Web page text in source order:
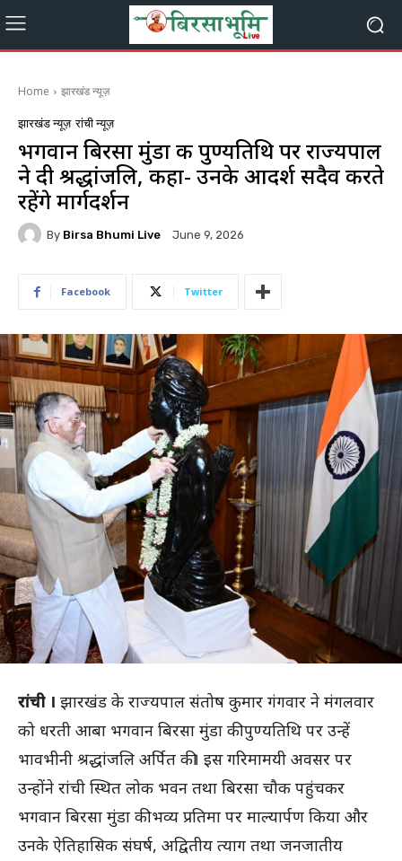
Home झारखंड न्यूज़
झारखंड न्यूज़ रांची न्यूज़
भगवान बिरसा मुंडा की पुण्यतिथि पर राज्यपाल
ने दी श्रद्धांजलि, कहा- उनके आदर्श सदैव करते
रहेंगे मार्गदर्शन
By Birsa Bhumi Live June 9, 2026
Facebook Twitter
रांची । झारखंड के राज्यपाल संतोष कुमार गंगवार ने मंगलवार
को धरती आबा भगवान बिरसा मुंडा की पुण्यतिथि पर उन्हें
भावभीनी श्रद्धांजलि अर्पित की। इस गरिमामयी अवसर पर
उन्होंने रांची स्थित लोक भवन तथा बिरसा चौक पहुंचकर
भगवान बिरसा मुंडा की भव्य प्रतिमा पर माल्यार्पण किया और
उनके ऐतिहासिक संघर्ष, अद्वितीय त्याग तथा जनजातीय